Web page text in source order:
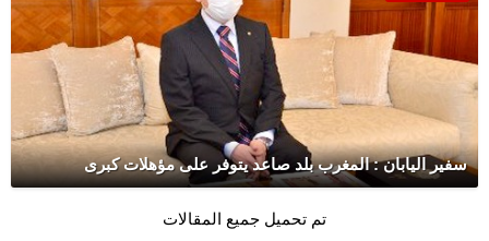
سفير اليابان : المغرب بلد صاعد يتوفر على مؤهلات كبرى
تم تحميل جميع المقالات